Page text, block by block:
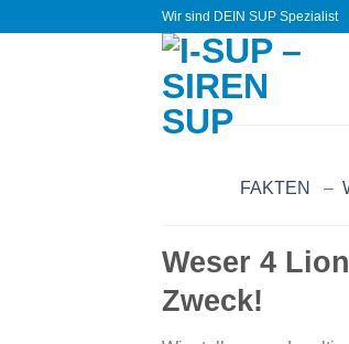
Wir sind DEIN SUP Spezialist
FAKTEN –
Weser 4
Zweck!